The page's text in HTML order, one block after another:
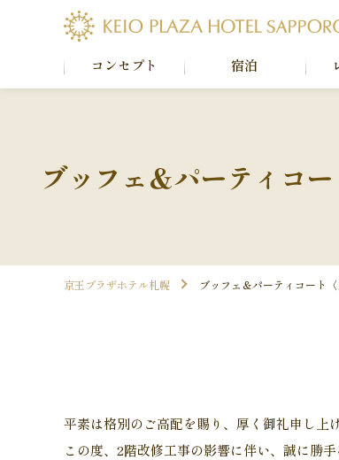
コンセプト 宿泊
ブッフェ＆パーティコ
京王プラザホテル札幌 ブッフェ＆パーティコート
平素は格別のご高配を賜り、厚く御礼申し上
この度、2階改修工事の影響に伴い、誠に勝